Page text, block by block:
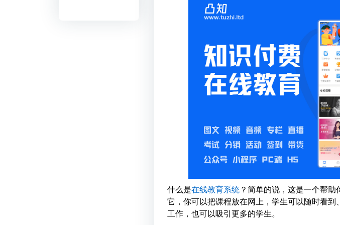
什么是在线教育系统？简单的说，这是一个帮助
它，你可以把课程放在网上，学生可以随时看
工作，也可以吸引更多的学生。